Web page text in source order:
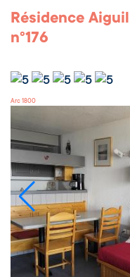
Résidence
n°176
Arc 1800